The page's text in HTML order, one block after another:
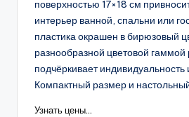
поверхностью 17×18 см
интерьер ванной, спальни или
пластика окрашен в бирюзовый
разнообразной цветовой
подчёркивает
Компактный размер и
Узнать цены...